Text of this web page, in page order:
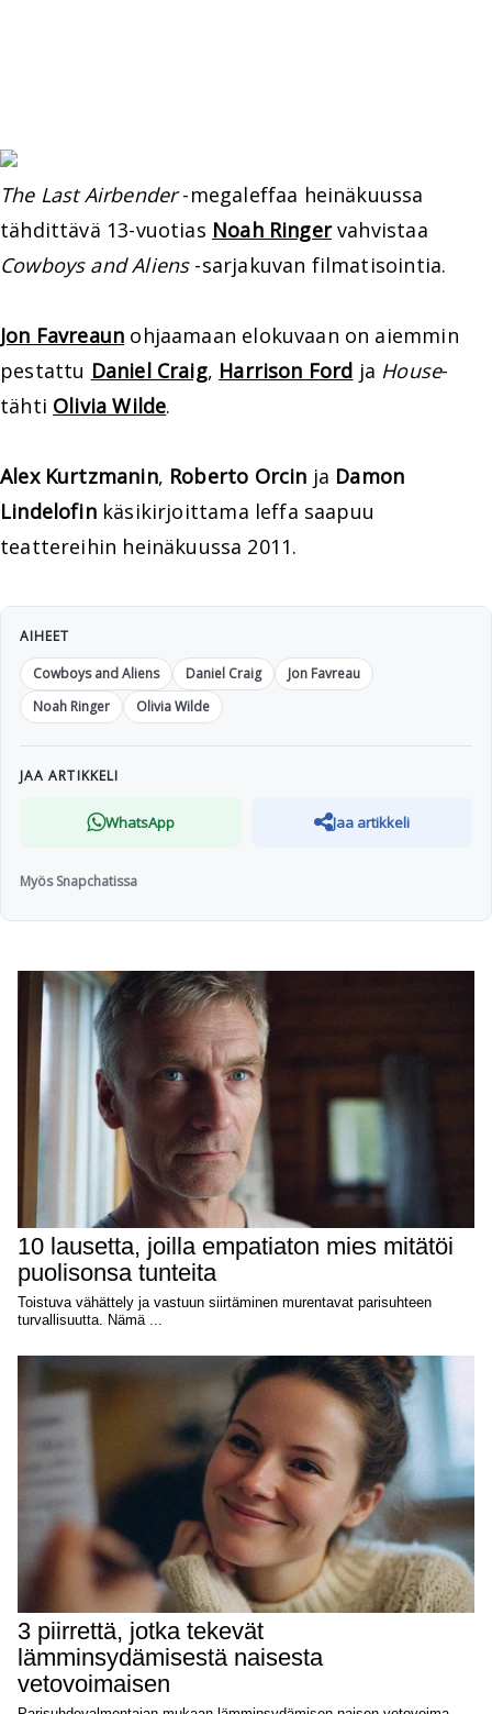
The Last Airbender-megaleffaa heinäkuussa
tähdittävä 13-vuotias Noah Ringervahvistaa
Cowboys and Aliens-sarjakuvan filmatisointia.
Jon Favreaun ohjaamaan elokuvaan on aiemmin
pestattu Daniel Craig, Harrison Ford ja House-
tähti Olivia Wilde.
Alex Kurtzmanin, Roberto Orcin ja Damon
Lindelofinkäsikirjoittama leffa saapuu
teattereihin heinäkuussa 2011.
AIHEET
Cowboys and Aliens
Daniel Craig
Jon Favreau
Noah Ringer
Olivia Wilde
JAA ARTIKKELI
WhatsApp Jaa artikkeli
Myös Snapchatissa